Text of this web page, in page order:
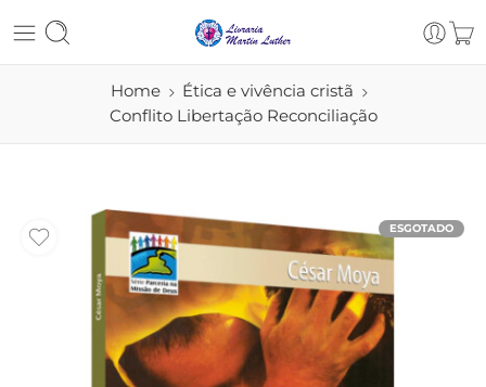
Home
Ética e vivência cristã
Conflito Libertação Reconciliação
ESGOTADO